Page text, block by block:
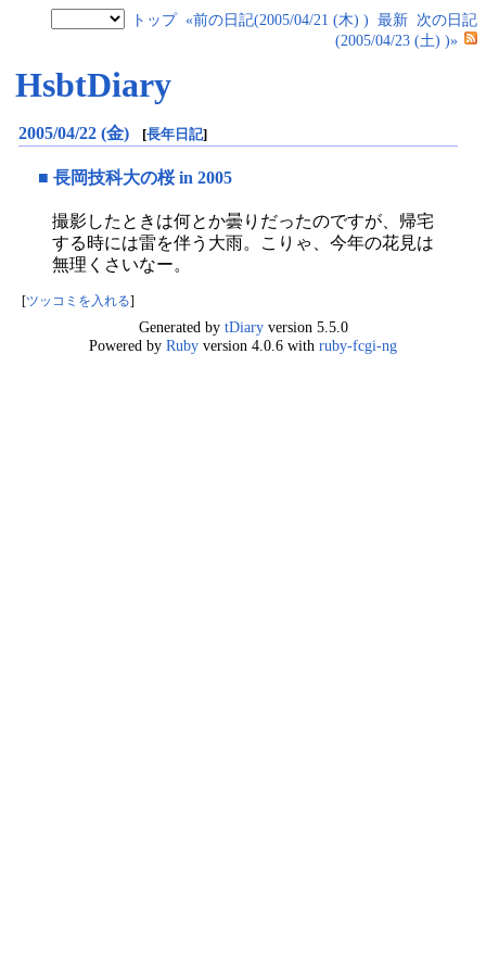
トップ «前の日記(2005/04/21 (木) ) 最新 次の日記
(2005/04/23 (土) )»
HsbtDiary
2005/04/22 (金) [長年日記]
■ 長岡技科大の桜 in 2005
撮影したときは何とか曇りだったのですが、帰宅
する時には雷を伴う大雨。こりゃ、今年の花見は
無理くさいなー。
[ツッコミを入れる]
Generated by tDiaryversion 5.5.0
Powered by Ruby version 4.0.6 with ruby-fcgi-ng